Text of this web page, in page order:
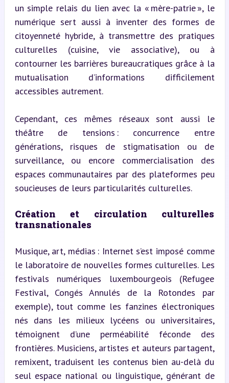
un simple relais du lien avec la « mère-patrie », le
numérique sert aussi à inventer des formes de
citoyenneté hybride, à transmettre des pratiques
culturelles (cuisine, vie associative), ou à
contourner les barrières bureaucratiques grâce à la
mutualisation d’informations difficilement
accessibles autrement.
Cependant, ces mêmes réseaux sont aussi le
théâtre de tensions : concurrence entre
générations, risques de stigmatisation ou de
surveillance, ou encore commercialisation des
espaces communautaires par des plateformes peu
soucieuses de leurs particularités culturelles.
Création et circulation culturelles
transnationales
Musique, art, médias : Internet s’est imposé comme
le laboratoire de nouvelles formes culturelles. Les
festivals numériques luxembourgeois (Refugee
Festival, Congés Annulés de la Rotondes par
exemple), tout comme les fanzines électroniques
nés dans les milieux lycéens ou universitaires,
témoignent d’une perméabilité féconde des
frontières. Musiciens, artistes et auteurs partagent,
remixent, traduisent les contenus bien au-delà du
seul espace national ou linguistique, générant de